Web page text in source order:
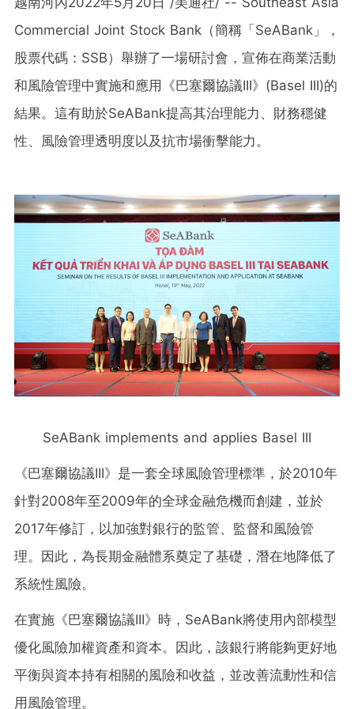
Commercial Joint Stock Bank（簡稱「SeABank」，
股票代碼：SSB）舉辦了一場研討會，宣佈在商業活動
和風險管理中實施和應用《巴塞爾協議III》(Basel III)的
結果。這有助於SeABank提高其治理能力、財務穩健
性、風險管理透明度以及抗市場衝擊能力。
SeABank implements and applies Basel III
《巴塞爾協議III》是一套全球風險管理標準，於2010年
針對2008年至2009年的全球金融危機而創建，並於
2017年修訂，以加強對銀行的監管、監督和風險管
理。因此，為長期金融體系奠定了基礎，潛在地降低了
系統性風險。
在實施《巴塞爾協議III》時，SeABank將使用內部模型
優化風險加權資產和資本。因此，該銀行將能夠更好地
平衡與資本持有相關的風險和收益，並改善流動性和信
用風險管理。